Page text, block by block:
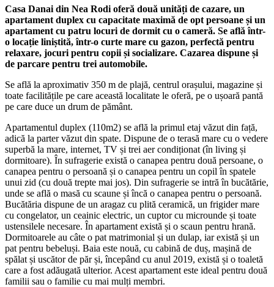
Casa Danai din Nea Rodi oferă două unități de cazare, un
apartament duplex cu capacitate maximă de opt persoane și un
apartament cu patru locuri de dormit cu o cameră. Se află într-
o locație liniștită, într-o curte mare cu gazon, perfectă pentru
relaxare, jocuri pentru copii și socializare. Cazarea dispune și
de parcare pentru trei automobile.
Se află la aproximativ 350 m de plajă, centrul orașului, magazine și
toate facilitățile pe care această localitate le oferă, pe o ușoară pantă
pe care duce un drum de pământ.
Apartamentul duplex (110m2) se află la primul etaj văzut din față,
adică la parter văzut din spate. Dispune de o terasă mare cu o vedere
superbă la mare, internet, TV și trei aer condiționat (în living și
dormitoare). În sufragerie există o canapea pentru două persoane, o
canapea pentru o persoană și o canapea pentru un copil în spatele
unui zid (cu două trepte mai jos). Din sufragerie se intră în bucătărie,
unde se află o masă cu scaune și încă o canapea pentru o persoană.
Bucătăria dispune de un aragaz cu plită ceramică, un frigider mare
cu congelator, un ceainic electric, un cuptor cu microunde și toate
ustensilele necesare. În apartament există și o scaun pentru hrană.
Dormitoarele au câte o pat matrimonial și un dulap, iar există și un
pat pentru bebeluși. Baia este nouă, cu cabină de duș, mașină de
spălat și uscător de păr și, începând cu anul 2019, există și o toaletă
care a fost adăugată ulterior. Acest apartament este ideal pentru două
familii sau o familie cu mai mulți membri.